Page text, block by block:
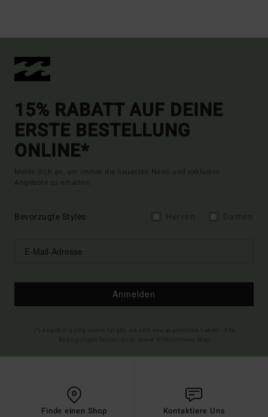
15% RABATT AUF DEINE
ERSTE BESTELLUNG
ONLINE*
Melde dich an, um immer die neuesten News und exklusive
Angebote zu erhalten.
Bevorzugte Styles
Anmelden
Finde einen Shop Kontaktiere Uns